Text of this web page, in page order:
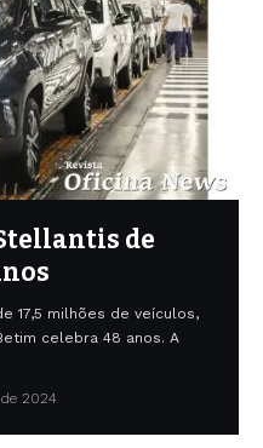
de
17,5 milhões de veículos,
celebra 48 anos. A
2024